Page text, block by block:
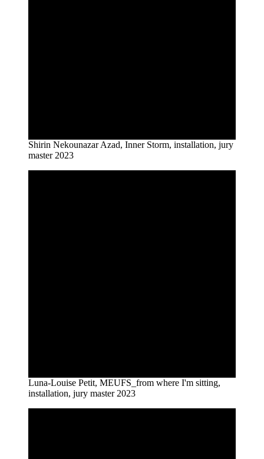
Shirin Nekounazar Azad, Inner Storm, installation, jury
master 2023
Luna-Louise Petit, MEUFS_from where I'm sitting,
installation, jury master 2023